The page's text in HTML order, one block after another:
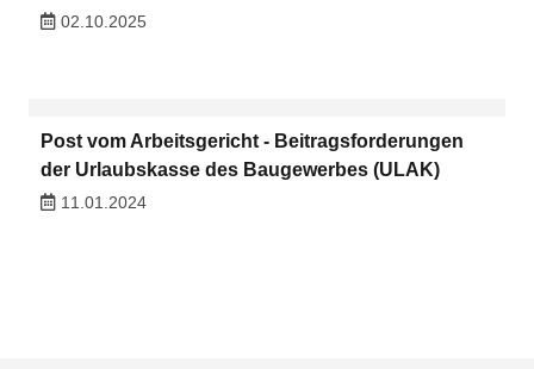
02.10.2025
Post vom Arbeitsgericht - Beitragsforderungen
der Urlaubskasse des Baugewerbes (ULAK)
11.01.2024